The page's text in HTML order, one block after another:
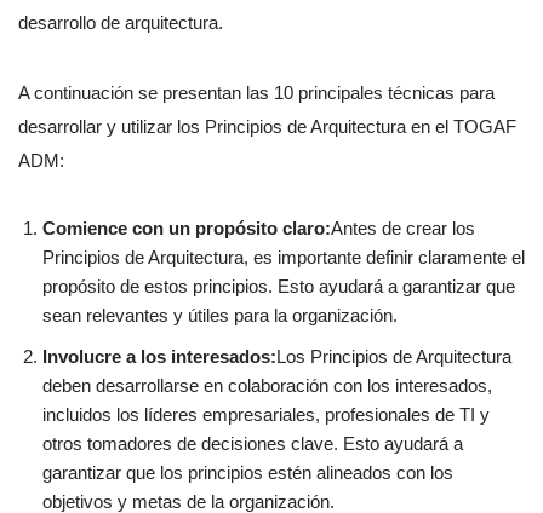
desarrollo de arquitectura.
A continuación se presentan las 10 principales técnicas para
desarrollar y utilizar los Principios de Arquitectura en el TOGAF
ADM:
Comience con un propósito claro:Antes de crear los
Principios de Arquitectura, es importante definir claramente el
propósito de estos principios. Esto ayudará a garantizar que
sean relevantes y útiles para la organización.
Involucre a los interesados:Los Principios de Arquitectura
deben desarrollarse en colaboración con los interesados,
incluidos los líderes empresariales, profesionales de TI y
otros tomadores de decisiones clave. Esto ayudará a
garantizar que los principios estén alineados con los
objetivos y metas de la organización.